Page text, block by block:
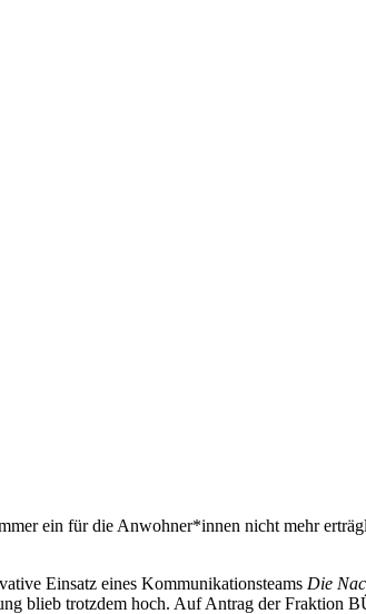
ein für die Anwohner*innen nicht mehr
Einsatz eines Kommunikationsteams Die
blieb trotzdem hoch. Auf Antrag der